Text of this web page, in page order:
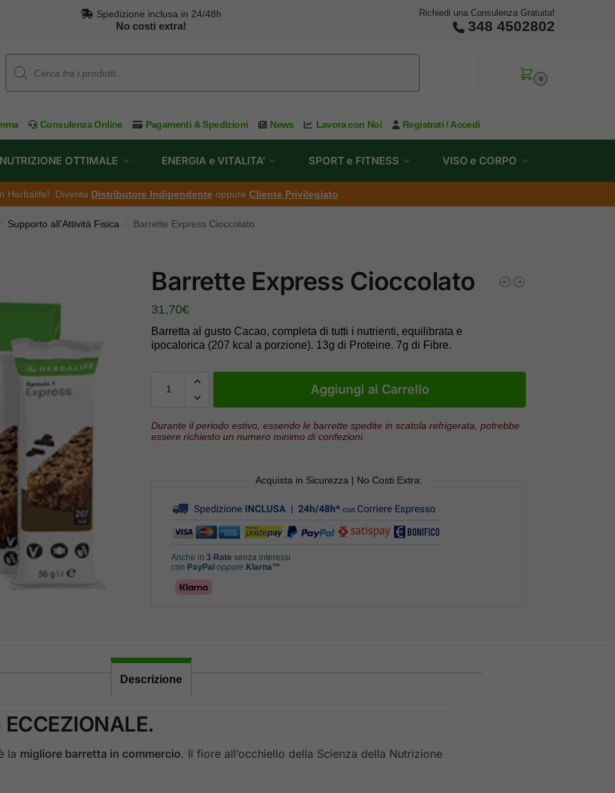
Spedizione inclusa in 24/48h
No costi extra!
Richiedi una Consulenza Gratuita!
348 4502802
Consulenza Online Pagamenti & Spedizioni News Lavora con Noi Registrati / Accedi
0
NUTRIZIONE OTTIMALE ENERGIA e VITALITA’ SPORT e FITNESS VISO e CORPO
Herbalife! Diventa Distributore Indipendente oppure Cliente Privilegiato
Supporto all'Attività Fisica Barrette Express Cioccolato
Barrette Express Cioccolato
31,70€
Barretta al gusto Cacao, completa di tutti i nutrienti, equilibrata e
ipocalorica (207 kcal a porzione). 13g di Proteine. 7g di Fibre.
Aggiungi al Carrello
Durante il periodo estivo, essendo le barrette spedite in scatola refrigerata, potrebbe
essere richiesto un numero minimo di confezioni.
Acquista in Sicurezza | No Costi Extra:
Anche in 3 Rate senza interessi
con PayPal oppure Klarna™
Descrizione
la migliore barretta in commercio. Il fiore all’occhiello della Scienza della Nutrizione